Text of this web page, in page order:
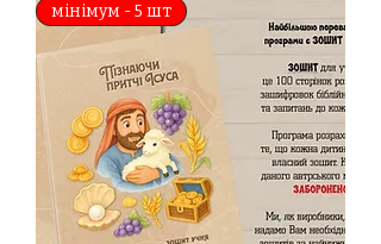
мінімум - 5 шт